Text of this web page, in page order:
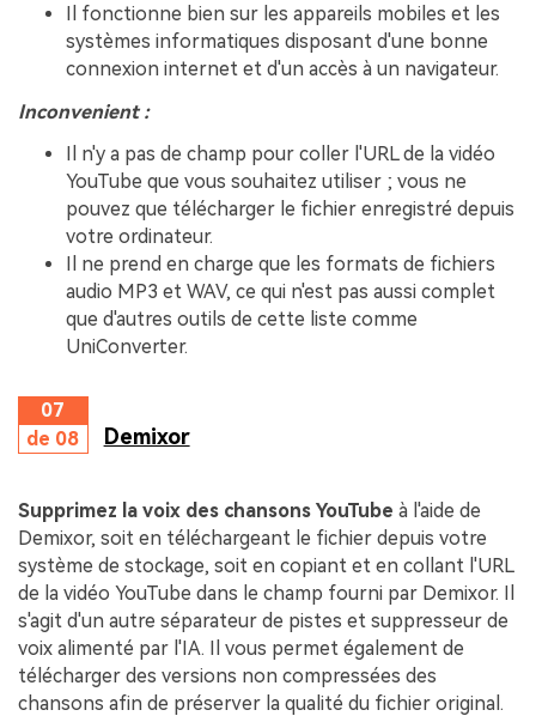
Il fonctionne bien sur les appareils mobiles et les
systèmes informatiques disposant d'une bonne
connexion internet et d'un accès à un navigateur.
Inconvenient :
Il n'y a pas de champ pour coller l'URL de la vidéo
YouTube que vous souhaitez utiliser ; vous ne
pouvez que télécharger le fichier enregistré depuis
votre ordinateur.
Il ne prend en charge que les formats de fichiers
audio MP3 et WAV, ce qui n'est pas aussi complet
que d'autres outils de cette liste comme
UniConverter.
07
de 08
Demixor
Supprimez la voix des chansons YouTube à l'aide de
Demixor, soit en téléchargeant le fichier depuis votre
système de stockage, soit en copiant et en collant l'URL
de la vidéo YouTube dans le champ fourni par Demixor. Il
s'agit d'un autre séparateur de pistes et suppresseur de
voix alimenté par l'IA. Il vous permet également de
télécharger des versions non compressées des
chansons afin de préserver la qualité du fichier original.